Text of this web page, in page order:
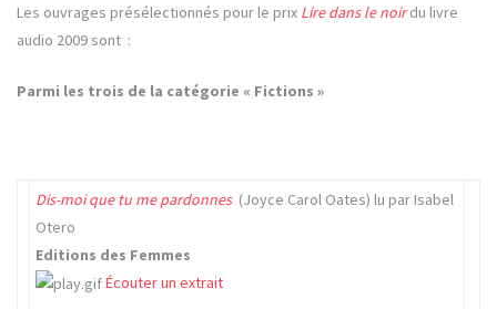
Les ouvrages présélectionnés pour le prix Lire dans le noirdu livre
audio 2009 sont :
Parmi les trois de la catégorie « Fictions »
Dis-moi que tu me pardonnes (Joyce Carol Oates) lu par Isabel
Otero
Editions des Femmes
Écouter un extrait